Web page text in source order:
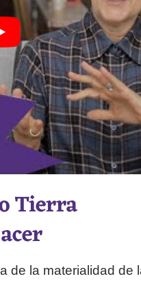
Tierra
de la materialidad de